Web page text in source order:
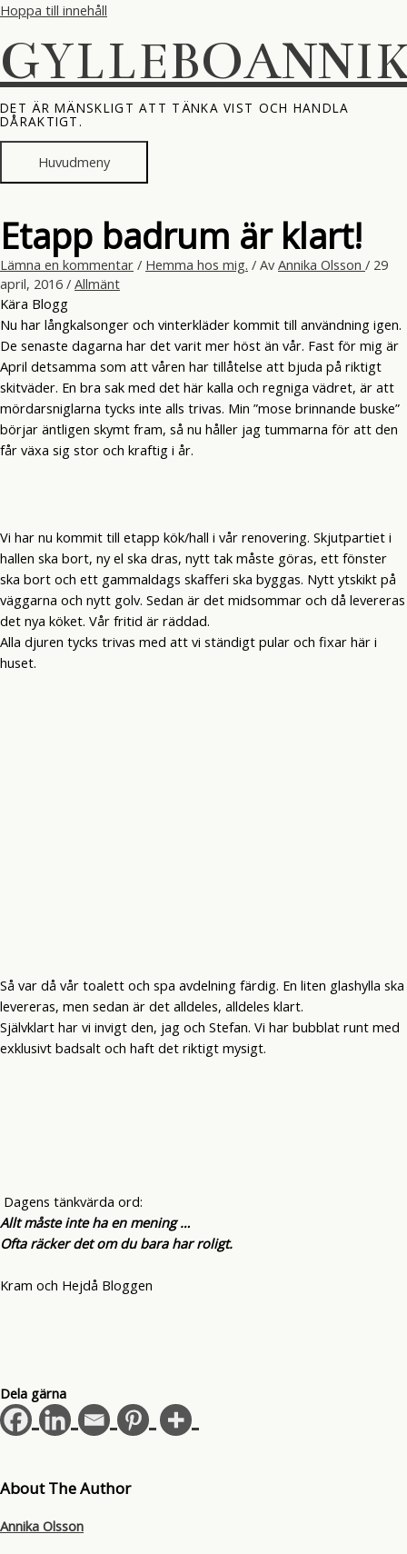
Hoppa till innehåll
DET ÄR MÄNSKLIGT ATT TÄNKA VIST OCH HANDLA
DÅRAKTIGT.
Huvudmeny
Etapp badrum är klart!
Lämna en kommentar / Hemma hos mig. / Av Annika Olsson / 29
april, 2016 / Allmänt
Kära Blogg
Nu har långkalsonger och vinterkläder kommit till användning igen.
De senaste dagarna har det varit mer höst än vår. Fast för mig är
April detsamma som att våren har tillåtelse att bjuda på riktigt
skitväder. En bra sak med det här kalla och regniga vädret, är att
mördarsniglarna tycks inte alls trivas. Min ”mose brinnande buske”
börjar äntligen skymt fram, så nu håller jag tummarna för att den
får växa sig stor och kraftig i år.
Vi har nu kommit till etapp kök/hall i vår renovering. Skjutpartiet i
hallen ska bort, ny el ska dras, nytt tak måste göras, ett fönster
ska bort och ett gammaldags skafferi ska byggas. Nytt ytskikt på
väggarna och nytt golv. Sedan är det midsommar och då levereras
det nya köket. Vår fritid är räddad.
Alla djuren tycks trivas med att vi ständigt pular och fixar här i
huset.
Så var då vår toalett och spa avdelning färdig. En liten glashylla ska
levereras, men sedan är det alldeles, alldeles klart.
Självklart har vi invigt den, jag och Stefan. Vi har bubblat runt med
exklusivt badsalt och haft det riktigt mysigt.
Dagens tänkvärda ord:
Allt måste inte ha en mening …
Ofta räcker det om du bara har roligt.
Kram och Hejdå Bloggen
Dela gärna
About The Author
Annika Olsson